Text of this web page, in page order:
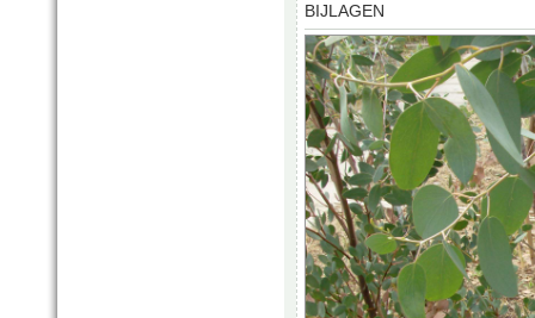
BIJLAGEN